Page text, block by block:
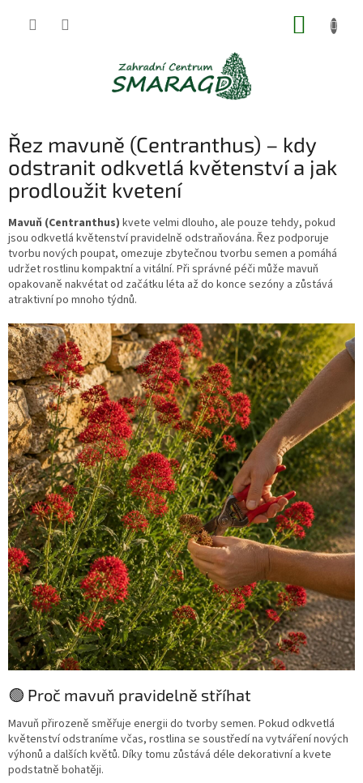
Řez mavuně (Centranthus) – kdy
odstranit odkvetlá květenství a jak
prodloužit kvetení
Mavuň (Centranthus) kvete velmi dlouho, ale pouze tehdy, pokud
jsou odkvetlá květenství pravidelně odstraňována. Řez podporuje
tvorbu nových poupat, omezuje zbytečnou tvorbu semen a pomáhá
udržet rostlinu kompaktní a vitální. Při správné péči může mavuň
opakovaně nakvétat od začátku léta až do konce sezóny a zůstává
atraktivní po mnoho týdnů.
🟢 Proč mavuň pravidelně stříhat
Mavuň přirozeně směřuje energii do tvorby semen. Pokud odkvetlá
květenství odstraníme včas, rostlina se soustředí na vytváření nových
výhonů a dalších květů. Díky tomu zůstává déle dekorativní a kvete
podstatně bohatěji.